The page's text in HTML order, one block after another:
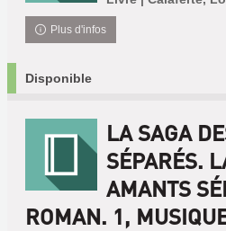
Plus d'infos
Disponible
LA SAGA
SÉPARÉS.
AMANTS
ROMAN. 1,